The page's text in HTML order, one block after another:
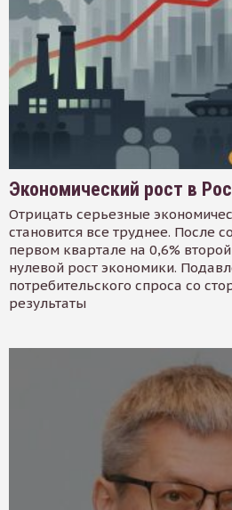
Экономический рост в
Отрицать серьезные
становится все труднее. После
первом квартале на 0,6%
нулевой рост экономики.
потребительского спроса со
результаты